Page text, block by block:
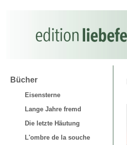
Bücher
Eisensterne
Lange Jahre fremd
Die letzte Häutung
L'ombre de la souche